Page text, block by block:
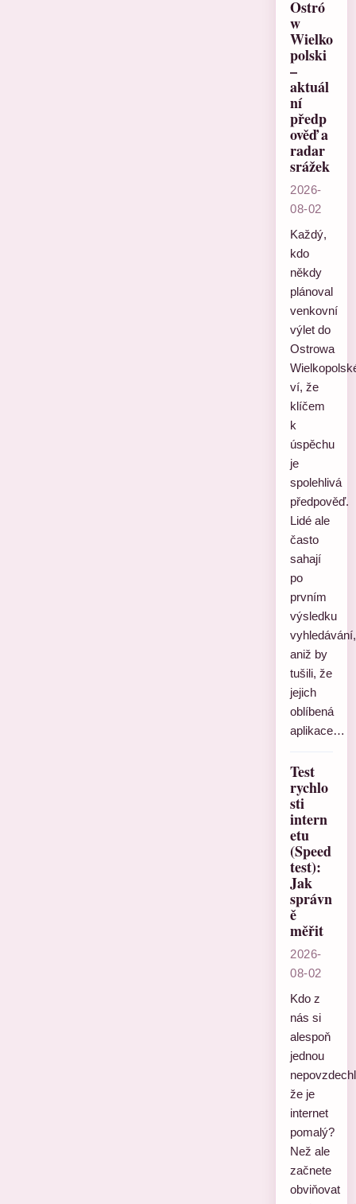
Ostró
w
Wielko
polski
–
aktuál
ní
předp
ověď a
radar
srážek
2026-
08-02
Každý,
kdo
někdy
plánoval
venkovní
výlet do
Ostrowa
ví, že
klíčem
k
úspěchu
je
spolehlivá
předpověď.
Lidé ale
často
sahají
po
prvním
výsledku
vyhledávání,
aniž by
tušili, že
jejich
oblíbená
aplikace…
Test
rychlo
sti
intern
etu
(Speed
test):
Jak
správn
ě
měřit
2026-
08-02
Kdo z
nás si
alespoň
jednou
že je
internet
pomalý?
Než ale
začnete
obviňovat